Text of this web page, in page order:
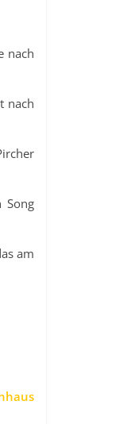
nach
nach
Song
am